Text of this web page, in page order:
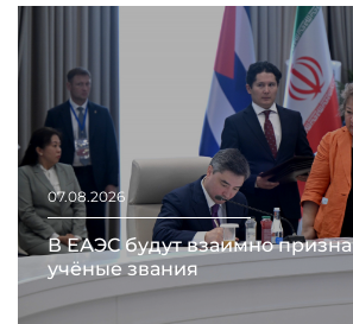
07.08.2026
В ЕАЭС будут взаимно
учёные звания